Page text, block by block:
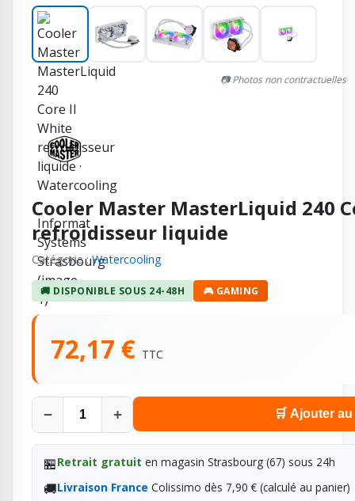
📷 Photos non contractuelles
Cooler Master MasterLiquid 240
refroidisseur liquide
Catégorie :Watercooling
🚚 DISPONIBLE SOUS 24-48H 🎮 GAMING
72,17 € TTC
− + 🛒 Ajouter
🏪Retrait gratuit en magasin Strasbourg (67) sous 24h
🚚Livraison France Colissimo dès 7,90 € (calculé au panier)